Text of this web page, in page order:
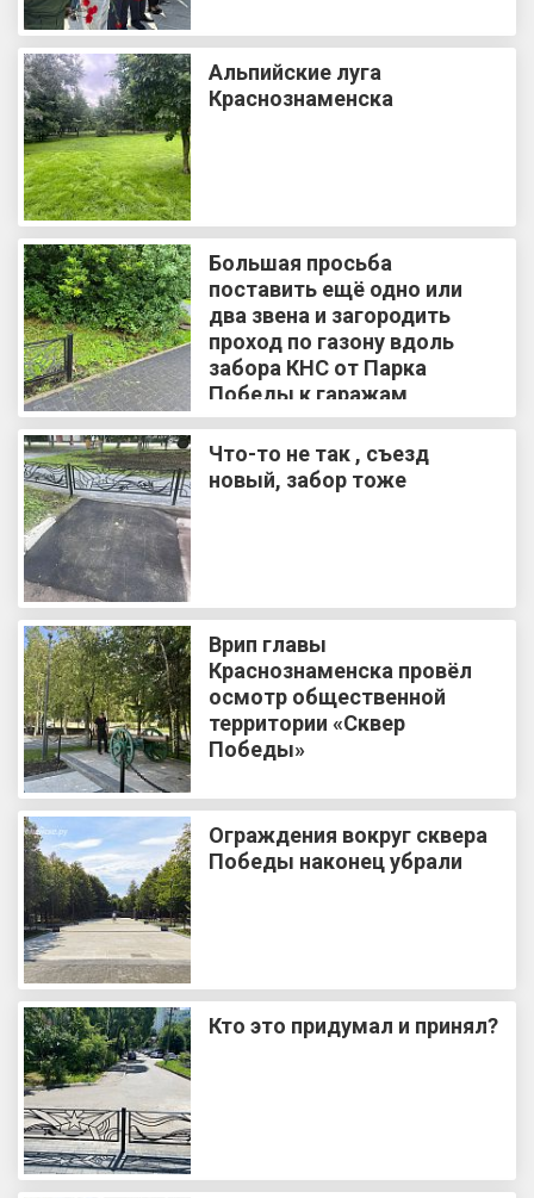
Альпийские луга
Краснознаменска
Большая просьба
поставить ещё одно или
два звена и загородить
проход по газону вдоль
забора КНС от Парка
Победы к гаражам
Что-то не так , съезд
новый, забор тоже
Врип главы
Краснознаменска провёл
осмотр общественной
территории «Сквер
Победы»
Ограждения вокруг сквера
Победы наконец убрали
Кто это придумал и принял?